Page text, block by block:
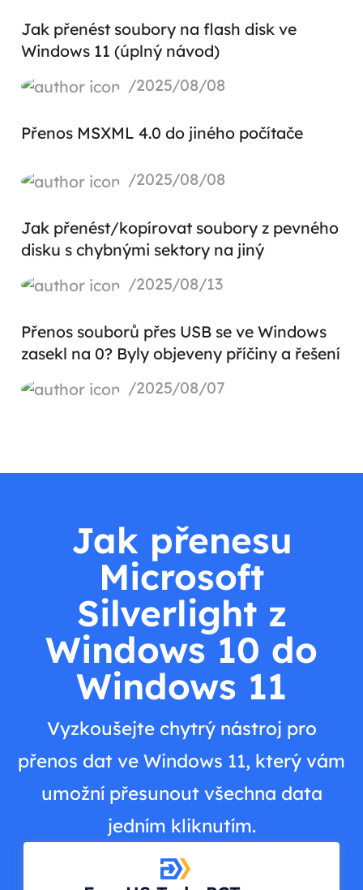
Jak přenést soubory na flash disk ve
Windows 11 (úplný návod)
/2025/08/08
Přenos MSXML 4.0 do jiného počítače
/2025/08/08
Jak přenést/kopírovat soubory z pevného
disku s chybnými sektory na jiný
/2025/08/13
Přenos souborů přes USB se ve Windows
zasekl na 0? Byly objeveny příčiny a řešení
/2025/08/07
Jak přenesu
Microsoft
Silverlight z
Windows 10 do
Windows 11
Vyzkoušejte chytrý nástroj pro
přenos dat ve Windows 11, který vám
umožní přesunout všechna data
jedním kliknutím.